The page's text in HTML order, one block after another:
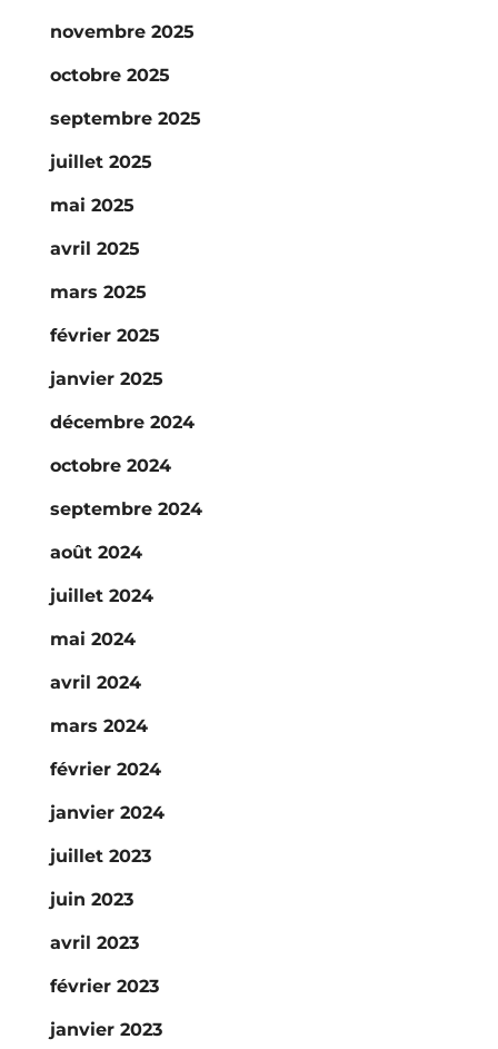
novembre 2025
octobre 2025
septembre 2025
juillet 2025
mai 2025
avril 2025
mars 2025
février 2025
janvier 2025
décembre 2024
octobre 2024
septembre 2024
août 2024
juillet 2024
mai 2024
avril 2024
mars 2024
février 2024
janvier 2024
juillet 2023
juin 2023
avril 2023
février 2023
janvier 2023